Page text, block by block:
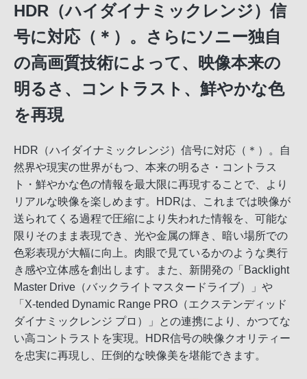
HDR（ハイダイナミックレンジ）信
号に対応（＊）。さらにソニー独自
の高画質技術によって、映像本来の
明るさ、コントラスト、鮮やかな色
を再現
HDR（ハイダイナミックレンジ）信号に対応（＊）。自
然界や現実の世界がもつ、本来の明るさ・コントラス
ト・鮮やかな色の情報を最大限に再現することで、より
リアルな映像を楽しめます。HDRは、これまでは映像が
送られてくる過程で圧縮により失われた情報を、可能な
限りそのまま表現でき、光や金属の輝き、暗い場所での
色彩表現が大幅に向上。肉眼で見ているかのような奥行
き感や立体感を創出します。また、新開発の「Backlight
Master Drive（バックライトマスタードライブ）」や
「X-tended Dynamic Range PRO（エクステンディッド
ダイナミックレンジ プロ）」との連携により、かつてな
い高コントラストを実現。HDR信号の映像クオリティー
を忠実に再現し、圧倒的な映像美を堪能できます。